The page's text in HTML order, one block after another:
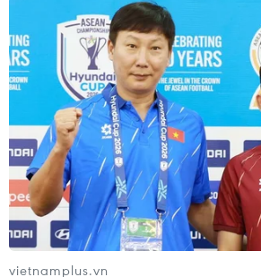
Theo dõi VietnamPlus
TIN LIÊN QUAN
vietnamplus.vn